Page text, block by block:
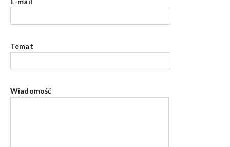
Temat
Wiadomość